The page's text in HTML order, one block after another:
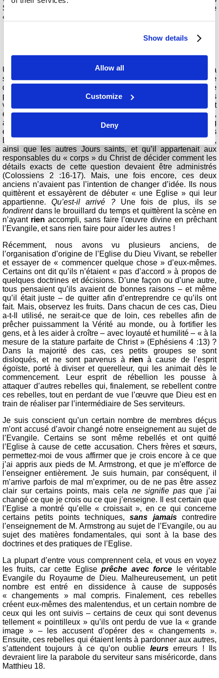
Show details
Allow all
Customize
Deny
Son Œuvre, et qui peuvent s’attendre à être protégés dans le
« lieu de refuge » promis !
Un peu plus tard, deux anciens du Midwest commencèrent à
se plaindre, en manifestant leur forte contrariété et leur propre
droiture, parce que l’Eglise n’utilisait pas des branches de
palmier pour observer la Fête des Tabernacles. Ces anciens
vinrent trouver M. Armstrong à ce sujet, et ils me rencontrèrent
également, ainsi que d’autres. Ils étaient trèsrésolus ,
arrogants et droits à leurs propres yeux. M. Armstrong
expliqua que nous étions en conformité avec le
des
Ecritures, dans la façon d’observer la Fête des Tabernacles,
ainsi que les autres Jours saints, et qu’il appartenait aux
responsables du « corps » du Christ de décider comment les
détails exacts de cette question devaient être administrés
(Colossiens 2 :16-17). Mais, une fois encore, ces deux
anciens n’avaient pas l’intention de changer d’idée. Ils nous
quittèrent et essayèrent de débuter « une Eglise » qui leur
appartienne.Qu’est-il arrivé ?Une fois de plus, ilsse
fondirentdans le brouillard du temps et quittèrent la scène en
n’ayant rien accompli, sans faire l’œuvre divine en prêchant
l’Evangile, et sans rien faire pour aider les autres !
Récemment, nous avons vu plusieurs anciens, de
l’organisation d’origine de l’Eglise du Dieu Vivant, se rebeller
et essayer de « commencer quelque chose » d’eux-mêmes.
Certains ont dit qu’ils n’étaient « pas d’accord » à propos de
quelques doctrines et décisions. D’une façon ou d’une autre,
tous pensaient qu’ils avaient de bonnes raisons – et même
qu’il était juste – de quitter afin d’entreprendre ce qu’ils ont
fait. Mais, observez les fruits. Dans chacun de ces cas, Dieu
a-t-Il utilisé, ne serait-ce que de loin, ces rebelles afin de
prêcher puissamment la Vérité au monde, ou à fortifier les
gens, et à les aider à croître – avec loyauté et humilité – « à la
mesure de la stature parfaite de Christ » (Ephésiens 4 :13) ?
Dans la majorité des cas, ces petits groupes se sont
disloqués, et ne sont parvenus à rien à cause de l’esprit
égoïste, porté à diviser et querelleur, qui les animait dès le
commencement. Leur esprit de rébellion les pousse à
attaquer d’autres rebelles qui, finalement, se rebellent contre
ces rebelles, tout en perdant de vue l’œuvre que Dieu est en
train de réaliser par l’intermédiaire de Ses serviteurs.
Je suis conscient qu’un certain nombre de membres déçus
m’ont accusé d’avoir changé notre enseignement au sujet de
l’Evangile. Certains se sont même rebellés et ont quitté
l’Eglise à cause de cette accusation. Chers frères et sœurs,
permettez-moi de vous affirmer que je crois encore à ce que
j’ai appris aux pieds de M. Armstrong, et que je m’efforce de
l’enseigner entièrement. Je suis humain, par conséquent, il
m’arrive parfois de mal m’exprimer, ou de ne pas être assez
clair sur certains points, mais cela ne signifie pasque j’ai
changé ce que je crois ou ce que j’enseigne. Il est certain que
l’Eglise a montré qu’elle « croissait », en ce qui concerne
certains petits points techniques,sans jamais
contredire
l’enseignement de M. Armstrong au sujet de l’Evangile, ou au
sujet des matières fondamentales, qui sont à la base des
doctrines et des pratiques de l’Eglise.
La plupart d’entre vous comprennent cela, et vous en voyez
les fruits, car cette Egliseprêche avec force le véritable
Evangile du Royaume de Dieu. Malheureusement, un petit
nombre est entré en dissidence à cause de supposés
« changements » mal compris. Finalement, ces rebelles
créent eux-mêmes des malentendus, et un certain nombre de
ceux qui les ont suivis – certains de ceux qui sont devenus
tellement « pointilleux » qu’ils ont perdu de vue la « grande
image » – les accusent d’opérer des « changements ».
Ensuite, ces rebelles qui étaient lents à pardonner aux autres,
s’attendent toujours à ce qu’on oublie leurs erreurs ! Ils
devraient lire la parabole du serviteur sans miséricorde, dans
Matthieu 18.